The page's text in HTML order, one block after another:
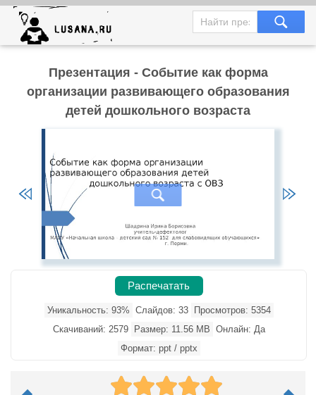
Презентация - Событие как форма
организации развивающего образования
детей дошкольного возраста
Распечатать
Уникальность: 93% Слайдов: 33
Просмотров: 5354
Скачиваний: 2579
Размер: 11.56 MB Онлайн: Да
Формат: ppt / pptx